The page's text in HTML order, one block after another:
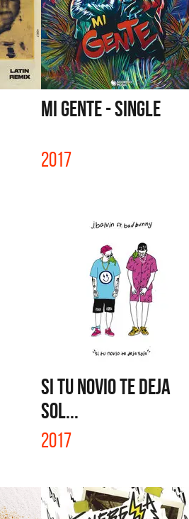
MI GENTE - SINGLE
2017
SI TU NOVIO TE DEJA
SOL...
2017